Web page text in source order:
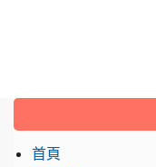
:::
首頁